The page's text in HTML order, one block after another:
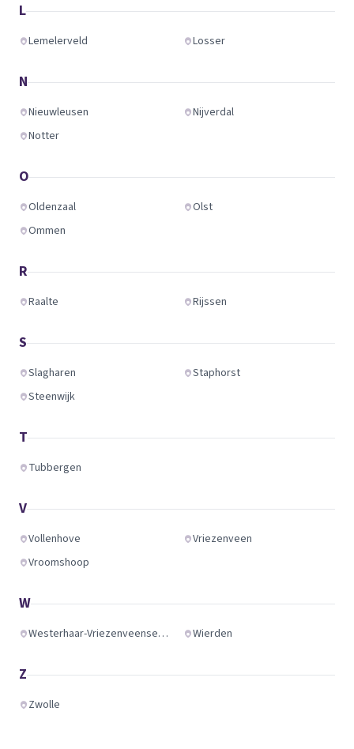
L
Lemelerveld Losser
N
Nieuwleusen
Nijverdal
Notter
O
Oldenzaal
Olst
Ommen
R
Raalte Rijssen
S
Slagharen
Staphorst
Steenwijk
T
Tubbergen
V
Vollenhove
Vriezenveen
Vroomshoop
W
Westerhaar-Vriezenveensewijk Wierden
Z
Zwolle